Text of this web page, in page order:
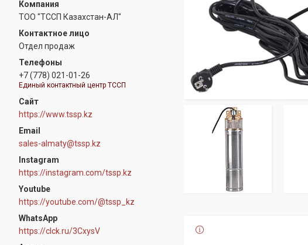
ТОО "ТССП Казахстан-АЛ"
Отдел продаж
+7 (778) 021-01-26
Единый контактный центр ТССП
https://www.tssp.kz
sales-almaty@tssp.kz
Instagram
https://instagram.com/tssp.kz
Youtube
https://youtube.com/@tssp_kz
WhatsApp
https://clck.ru/3CxysV